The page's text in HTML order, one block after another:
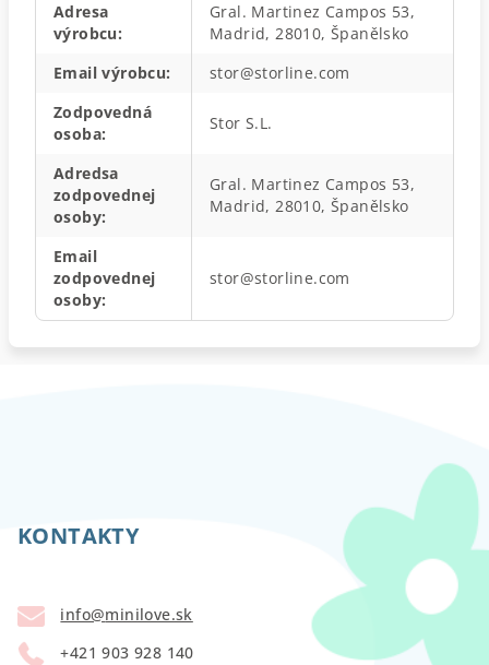
Adresa
výrobcu:
Gral. Martinez Campos 53,
Madrid, 28010, Španělsko
Email výrobcu:
stor@storline.com
Zodpovedná
osoba:
Stor S.L.
Adredsa
zodpovednej
osoby:
Gral. Martinez Campos 53,
Madrid, 28010, Španělsko
Email
zodpovednej
osoby:
stor@storline.com
KONTAKTY
info@minilove.sk
+421 903 928 140